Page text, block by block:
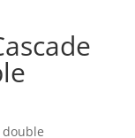
double